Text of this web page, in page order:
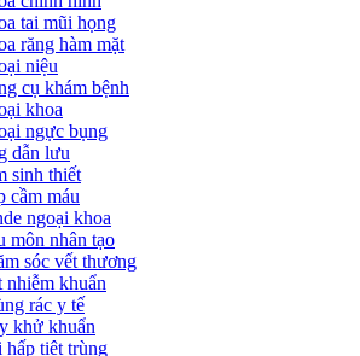
tai mũi họng
răng hàm mặt
niệu
cụ khám bệnh
khoa
ngực bụng
dẫn lưu
sinh thiết
cầm máu
ngoại khoa
môn nhân tạo
sóc vết thương
nhiễm khuẩn
rác y tế
khử khuẩn
hấp tiệt trùng